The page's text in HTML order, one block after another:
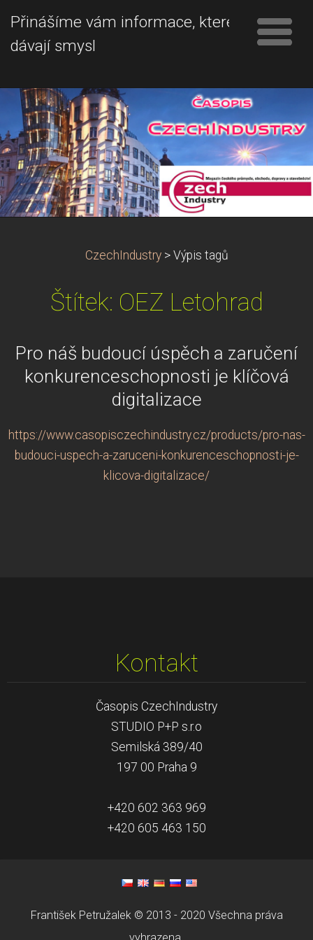
Přinášíme vám informace, které
dávají smysl
CzechIndustry > Výpis tagů
Štítek: OEZ Letohrad
Pro náš budoucí úspěch a zaručení
konkurenceschopnosti je klíčová
digitalizace
https://www.casopisczechindustry.cz/products/pro-nas-
budouci-uspech-a-zaruceni-konkurenceschopnosti-je-
klicova-digitalizace/
Kontakt
Časopis CzechIndustry
STUDIO P+P s.r.o
Semilská 389/40
197 00 Praha 9
+420 602 363 969
+420 605 463 150
František Petružalek © 2013 - 2020 Všechna práva